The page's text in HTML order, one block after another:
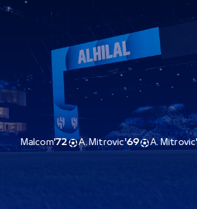
A. Mitrovic
A. Mitrovic69'
Malcom72'